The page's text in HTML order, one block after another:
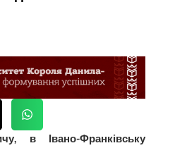
в Івано-Франківську